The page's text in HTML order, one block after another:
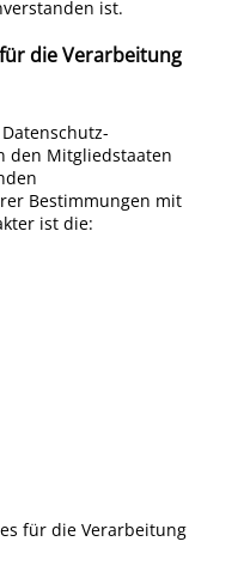
ist.
die Verarbeitung
den Mitgliedstaaten
Bestimmungen mit
ist die:
für die Verarbeitung